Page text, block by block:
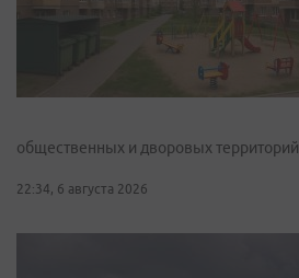
общественных и дворовых территорий
22:34, 6 августа 2026